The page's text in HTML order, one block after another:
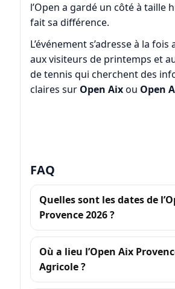
l’Open a gardé un côté à taille
fait sa différence.
L’événement s’adresse à la
aux visiteurs de printemps et
de tennis qui cherchent des
claires sur Open Aixou Open
FAQ
Quelles sont les dates de
Provence 2026 ?
Où a lieu l’Open Aix
Agricole ?